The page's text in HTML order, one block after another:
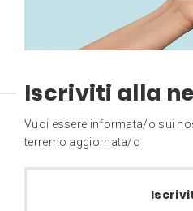
Iscriviti alla
Vuoi essere informata/o sui
terremo aggiornata/o